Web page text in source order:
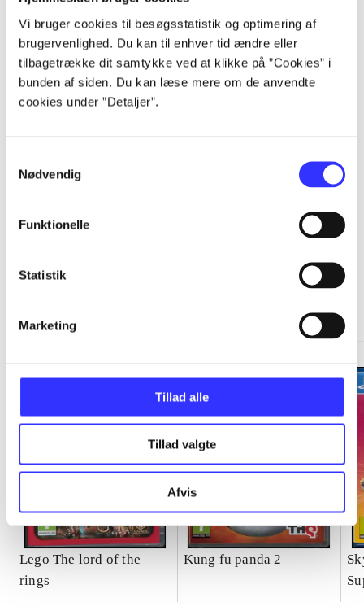
Vi bruger cookies til besøgsstatistik og optimering af
brugervenlighed. Du kan til enhver tid ændre eller
tilbagetrække dit samtykke ved at klikke på ”Cookies” i
bunden af siden. Du kan læse mere om de anvendte
cookies under ”Detaljer”.
Nødvendig
Funktionelle
Statistik
Marketing
Tillad alle
Tillad valgte
Afvis
...
...
Lego The lord of the
rings
Kung fu panda 2